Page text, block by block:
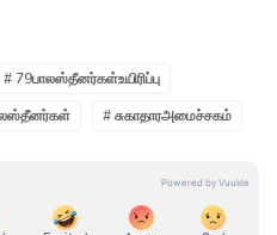
# 79பாலஸ்தீனர்கள்உயிரிப்பு
# சுகாதாரஅமைச்சகம்